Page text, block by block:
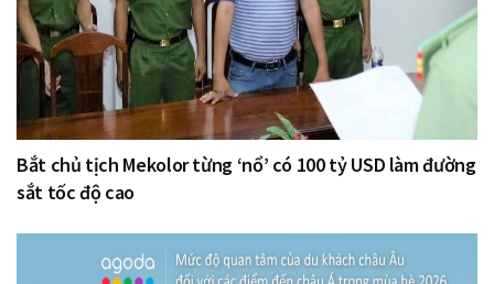
Bắt chủ tịch Mekolor từng ‘nổ’ có 100 tỷ USD làm đường
sắt tốc độ cao